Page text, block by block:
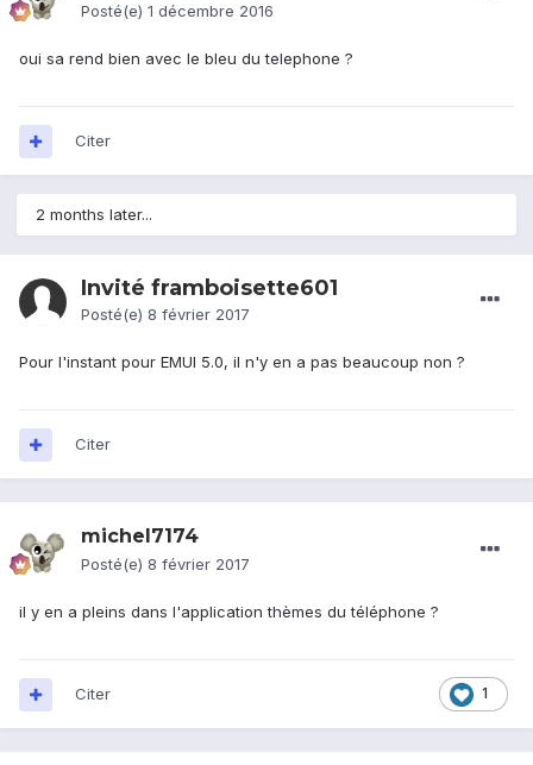
Posté(e) 1 décembre 2016
oui sa rend bien avec le bleu du telephone ?
Citer
2 months later...
Invité framboisette601
Posté(e) 8 février 2017
Pour l'instant pour EMUI 5.0, il n'y en a pas beaucoup non ?
Citer
michel7174
Posté(e) 8 février 2017
il y en a pleins dans l'application thèmes du téléphone ?
1
Citer